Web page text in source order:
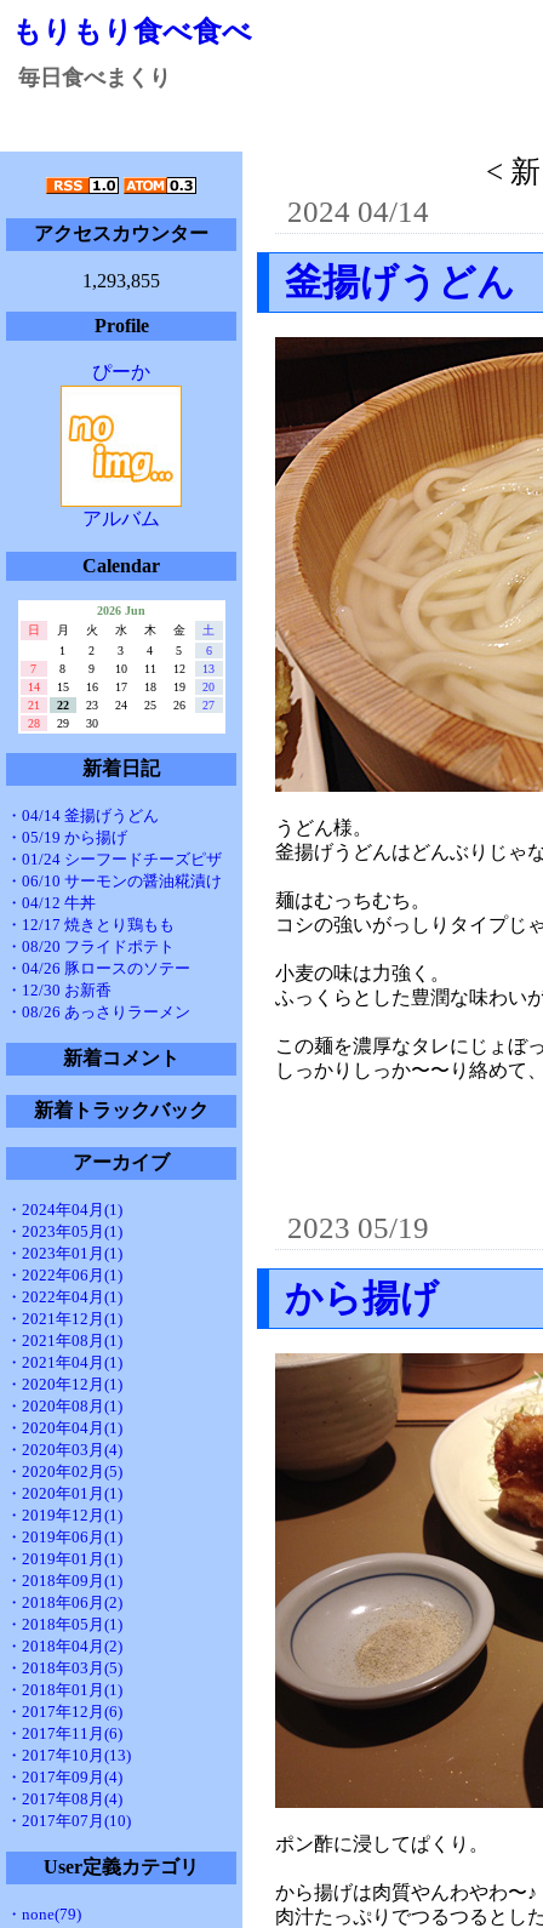
もりもり食べ食べ
毎日食べまくり
アクセスカウンター
1,293,855
Profile
ぴーか
アルバム
Calendar
2026 Jun
日
月 火 水 木 金
土
1
2 3 4 5
6
7
8 9 10 11 12
13
14
15 16 17 18 19
20
21
22 23 24 25 26
27
28
29 30
新着日記
・04/14 釜揚げうどん
・05/19 から揚げ
・01/24 シーフードチーズピザ
・06/10 サーモンの醤油糀漬け
・04/12 牛丼
・12/17 焼きとり鶏もも
・08/20 フライドポテト
・04/26 豚ロースのソテー
・12/30 お新香
・08/26 あっさりラーメン
新着コメント
新着トラックバック
アーカイブ
・2024年04月(1)
・2023年05月(1)
・2023年01月(1)
・2022年06月(1)
・2022年04月(1)
・2021年12月(1)
・2021年08月(1)
・2021年04月(1)
・2020年12月(1)
・2020年08月(1)
・2020年04月(1)
・2020年03月(4)
・2020年02月(5)
・2020年01月(1)
・2019年12月(1)
・2019年06月(1)
・2019年01月(1)
・2018年09月(1)
・2018年06月(2)
・2018年05月(1)
・2018年04月(2)
・2018年03月(5)
・2018年01月(1)
・2017年12月(6)
・2017年11月(6)
・2017年10月(13)
・2017年09月(4)
・2017年08月(4)
・2017年07月(10)
User定義カテゴリ
・none(79)
<
2024 04/14
釜揚げうどん
うどん様。
釜揚げうどんはどんぶりじゃ
麺はむっちむち。
コシの強いがっしりタイプじ
小麦の味は力強く。
ふっくらとした豊潤な味わい
この麺を濃厚なタレにじょぼ
しっかりしっか〜〜り絡めて
2023 05/19
から揚げ
ポン酢に浸してぱくり。
から揚げは肉質やんわやわ〜♪
肉汁たっぷりでつるつるとし